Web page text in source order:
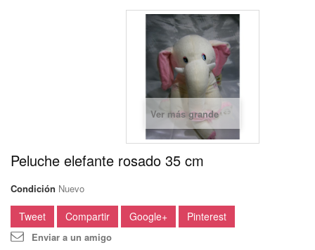
Ver más grande
Peluche elefante rosado 35 cm
Condición Nuevo
Tweet Compartir Google+ Pinterest
Enviar a un amigo